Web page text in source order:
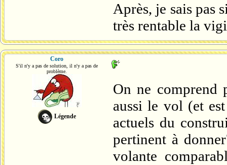
Après, je sais pas
très rentable la
Coro
S'il n'y a pas de solution, il n'y a pas de
problème.
Légende
On ne comprend
aussi le vol (et
actuels du
pertinent à
volante